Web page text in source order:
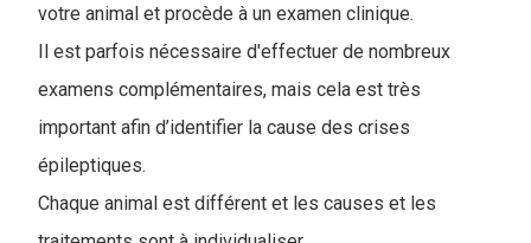
votre animal et procède à un examen clinique.
Il est parfois nécessaire d'effectuer de nombreux
examens complémentaires, mais cela est très
important afin d’identifier la cause des crises
épileptiques.
Chaque animal est différent et les causes et les